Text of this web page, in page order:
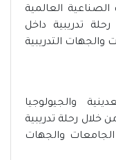
الصناعية العالمية
تدريبية داخل
التدريبية
والجيولوجيا
خلال رحلة تدريبية
والجهات